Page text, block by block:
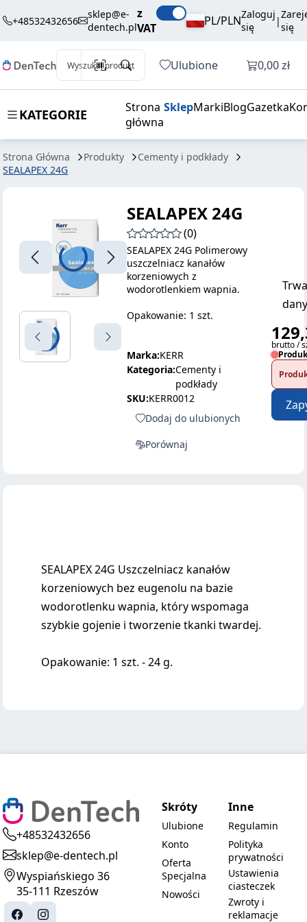
+48532432656
sklep@e-
dentech.pl
z
VAT
PL/PLNZaloguj
się
|się
Wyszukaj produkt Ulubione Otwórz
0,00 zł
KATEGORIE
Strona
główna
SklepMarkiBlogGazetka
Strona Główna Produkty
Cementy i podkłady
SEALAPEX 24G
SEALAPEX 24G brutto / szt.
SEALAPEX 24G
(0)
SEALAPEX 24G Polimerowy
uszczelniacz kanałów
korzeniowych z
wodorotlenkiem wapnia.
Opakowanie: 1 szt.
Marka:KERR
Kategoria:Cementy i
podkłady
SKU:KERR0012
Dodaj do ulubionych
Porównaj
brutto /
SEALAPEX 24G Uszczelniacz kanałów
korzeniowych bez eugenolu na bazie
wodorotlenku wapnia, który wspomaga
szybkie gojenie i tworzenie tkanki twardej.
Opakowanie: 1 szt. - 24 g.
+48532432656
sklep@e-dentech.pl
Wyspiańskiego 36
35-111 Rzeszów
Skróty
Ulubione
Konto
Oferta
Specjalna
Nowości
Inne
Regulamin
Polityka
prywatności
Ustawienia
ciasteczek
Zwroty i
reklamacje